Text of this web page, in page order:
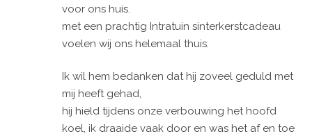
voor ons huis.
met een prachtig Intratuin sinterkerstcadeau
voelen wij ons helemaal thuis.
Ik wil hem bedanken dat hij zoveel geduld met
mij heeft gehad,
hij hield tijdens onze verbouwing het hoofd
koel, ik draaide vaak door en was het af en toe